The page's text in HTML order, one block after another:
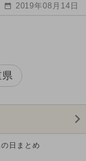
2019年08月14日
県
日まとめ